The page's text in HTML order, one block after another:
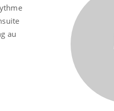
au